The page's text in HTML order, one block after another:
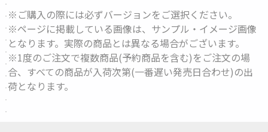
※ご購入の際には必ずバージョンをご選択ください。
※ページに掲載している画像は、サンプル・イメージ画像
となります。実際の商品とは異なる場合がございます。
※1度のご注文で複数商品(予約商品を含む)をご注文の場
合、すべての商品が入荷次第(一番遅い発売日合わせ)の出
荷となります。